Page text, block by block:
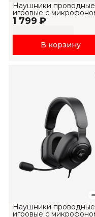
1 799 ₽
Наушники проводные
игровые с
H2230U
В корзину
Наушники проводные
игровые с